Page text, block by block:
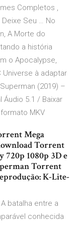
Completos ,
Deixe Seu … No
A Morte do
a história
o Apocalypse,
à adaptar
(2019) –
Áudio 5.1 / Baixar
MKV
Mega
Torrent
720p 1080p 3D e
Torrent
K-Lite-
batalha entre a
conhecida